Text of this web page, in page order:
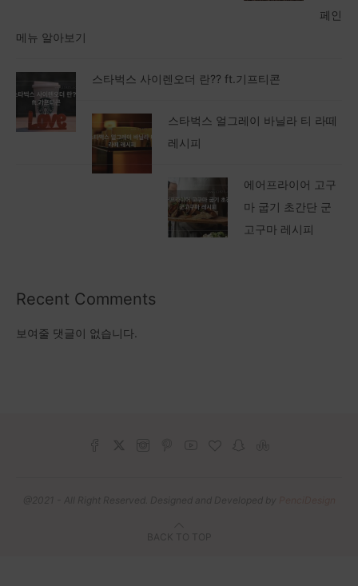
페인
메뉴 알아보기
스타벅스 사이렌오더 란?? ft.기프티콘
스타벅스 얼그레이 바닐라 티 라떼
레시피
에어프라이어 고구
마 굽기 초간단 군
고구마 레시피
Recent Comments
보여줄 댓글이 없습니다.
@2021 - All Right Reserved. Designed and Developed by
BACK TO TOP